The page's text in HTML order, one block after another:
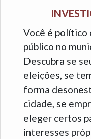
Você é político
público no
Descubra se
eleições, se
forma
cidade, se
eleger certos
interesses